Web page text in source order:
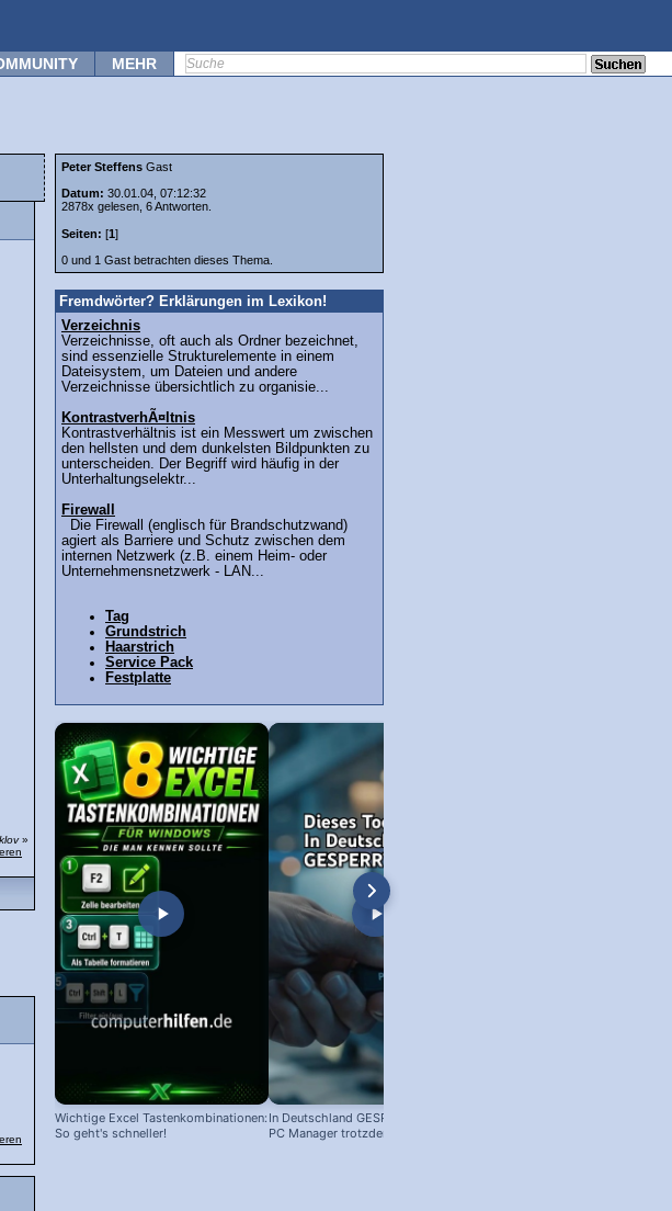
MEHR
»
Peter Steffens Gast
Datum: 30.01.04, 07:12:32
2878x gelesen, 6 Antworten.
Seiten: [1]
0 und 1 Gast betrachten dieses Thema.
Fremdwörter? Erklärungen im Lexikon!
Verzeichnis
Verzeichnisse, oft auch als Ordner bezeichnet,
sind essenzielle Strukturelemente in einem
Dateisystem, um Dateien und andere
Verzeichnisse übersichtlich zu organisie...
KontrastverhÃ¤ltnis
Kontrastverhältnis ist ein Messwert um zwischen
den hellsten und dem dunkelsten Bildpunkten zu
unterscheiden. Der Begriff wird häufig in der
Unterhaltungselektr...
Firewall
Die Firewall (englisch für Brandschutzwand)
agiert als Barriere und Schutz zwischen dem
internen Netzwerk (z.B. einem Heim- oder
Unternehmensnetzwerk - LAN...
Tag
Grundstrich
Haarstrich
Service Pack
Festplatte
Wichtige Excel Tastenkombinationen:
So geht's schneller!
In Deutschland GESPERRT: Microsoft
PC Manager trotzdem installieren